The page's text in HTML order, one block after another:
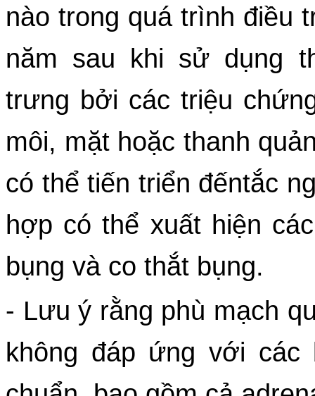
nào trong quá trình điều
năm sau khi sử dụng
trưng bởi các triệu
môi, mặt hoặc thanh
có thể tiến triển đếntắc
hợp có thể xuất hiện
bụng và co thắt bụng.
- Lưu ý rằng phù mạch
không đáp ứng với